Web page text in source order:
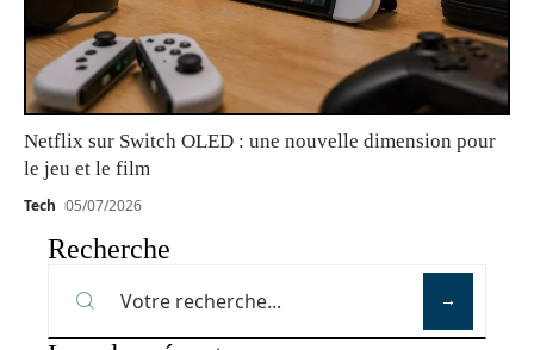
Netflix sur Switch OLED : une nouvelle dimension pour
le jeu et le film
Tech 05/07/2026
Recherche